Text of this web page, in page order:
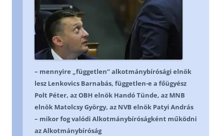
– mennyire „független” alkotmánybírósági elnök
lesz Lenkovics Barnabás, független-e a főügyész
Polt Péter, az OBH elnök Handó Tünde, az MNB
elnök Matolcsy György, az NVB elnök Patyi András
– mikor fog valódi Alkotmánybíróságként működni
az Alkotmánybíróság